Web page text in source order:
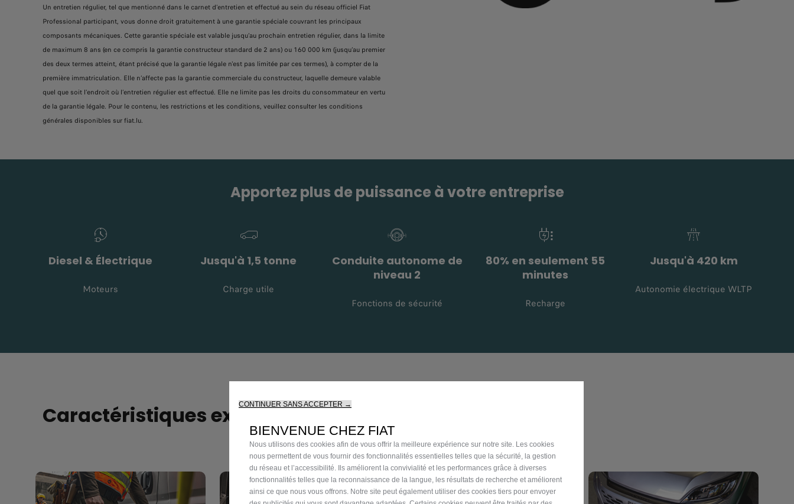
Un entretien régulier, tel que mentionné dans le carnet d’entretien et effectué au sein du réseau officiel Fiat
Professional participant, vous donne droit gratuitement à une garantie spéciale couvrant les principaux
composants mécaniques. Cette garantie spéciale est valable jusqu’au prochain entretien régulier, dans la limite
de maximum 8 ans (en ce compris la garantie constructeur standard de 2 ans) ou 160 000 km (jusqu’au premier
des deux termes atteint, étant précisé que la garantie légale n'est pas limitée par ces termes), à compter de la
première immatriculation. Elle n’affecte pas la garantie commerciale du constructeur, laquelle demeure valable
quel que soit l’endroit où l’entretien régulier est effectué. Elle ne limite pas les droits du consommateur en vertu
de la garantie légale. Pour le contenu, les restrictions et les conditions, veuillez consulter les conditions
générales disponibles sur fiat.lu.
Apportez plus de puissance à votre entreprise
Diesel & Électrique
Moteurs
Jusqu'à 1,5 tonne
Charge utile
Conduite autonome de
niveau 2
Fonctions de sécurité
80% en seulement 55
minutes
Recharge
Jusqu'à 420 km
Autonomie électrique WLTP
Caractéristiques exclusives
CONTINUER SANS ACCEPTER →
BIENVENUE CHEZ FIAT
Nous utilisons des cookies afin de vous offrir la meilleure expérience sur notre site. Les cookies
nous permettent de vous fournir des fonctionnalités essentielles telles que la sécurité, la gestion
du réseau et l’accessibilité. Ils améliorent la convivialité et les performances grâce à diverses
fonctionnalités telles que la reconnaissance de la langue, les résultats de recherche et améliorent
ainsi ce que nous vous offrons. Notre site peut également utiliser des cookies tiers pour envoyer